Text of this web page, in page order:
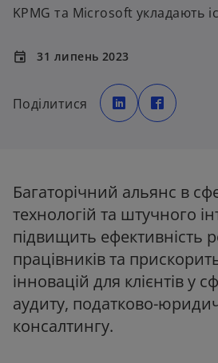
KPMG та Microsoft укладають
event 31 липень 2023
Поділитися
o
p
e
n
t
a
b
p
e
a
b
Багаторічний альянс в
технологій та штучного
підвищить ефективність
працівників та
інновацій для клієнтів у
аудиту, податково-
консалтингу.